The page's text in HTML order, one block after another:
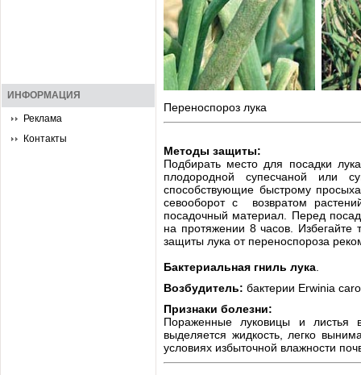
ИНФОРМАЦИЯ
Реклама
Контакты
Переноспороз лука
Методы защиты:
Подбирать место для посадки
плодородной супесчаной или
способствующие быстрому
севооборот с возвратом
посадочный материал. Перед
на протяжении 8 часов. Избегайте
защиты лука от переноспороза
Бактериальная гниль лука
Возбудитель: бактерии Erwinia
Признаки болезни:
Пораженные луковицы и листья
выделяется жидкость, легко
условиях избыточной влажности